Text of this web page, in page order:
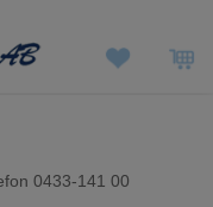
0433-141 00